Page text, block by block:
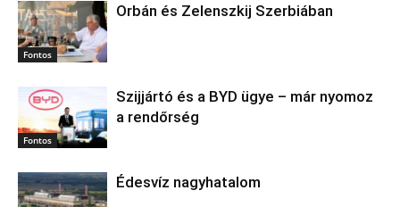
Fontos
Orbán és Zelenszkij Szerbiában
Fontos
Szijjártó és a BYD ügye – már nyomoz
a rendőrség
Édesvíz nagyhatalom